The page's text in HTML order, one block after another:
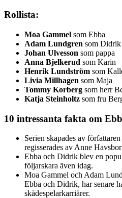
Rollista:
Moa Gammel som Ebba
Adam Lundgren som Didrik
Johan Ulvesson som pappa
Anna Bjelkerud som Karin
Henrik Lundström som
Livia Millhagen som Maja
Tommy Korberg som herr
Katja Steinholtz som fru
10 intressanta fakta om
Serien skapades av
regisserades av Anne
Ebba och Didrik blev en
följarskara även idag.
Moa Gammel och Adam
Ebba och Didrik, har senare
skådespelarkarriärer.